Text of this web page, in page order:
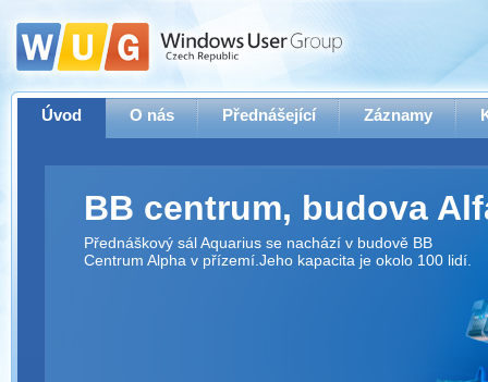
Úvod O nás Přednášející Záznamy
BB centrum, budova
Přednáškový sál Aquarius se nachází v budově BB
Centrum Alpha v přízemí.Jeho kapacita je okolo 100 lidí.